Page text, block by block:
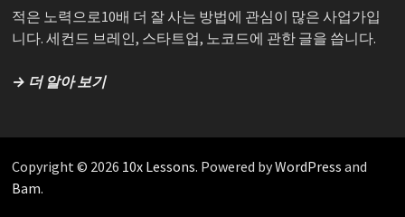
적은 노력으로10배 더 잘 사는 방법에 관심이 많은 사업가입
니다. 세컨드 브레인, 스타트업, 노코드에 관한 글을 씁니다.
→ 더 알아 보기
Copyright © 2026 10x Lessons. Powered byWordPress and
Bam.